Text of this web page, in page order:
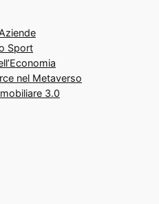
Sport
nel Metaverso
3.0